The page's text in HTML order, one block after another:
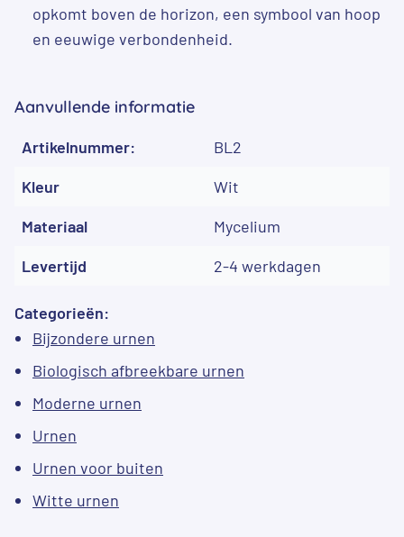
opkomt boven de horizon, een symbool van hoop
en eeuwige verbondenheid.
Aanvullende informatie
Artikelnummer:
BL2
Kleur
Wit
Materiaal
Mycelium
Levertijd
2-4 werkdagen
Categorieën:
Bijzondere urnen
Biologisch afbreekbare urnen
Moderne urnen
Urnen
Urnen voor buiten
Witte urnen